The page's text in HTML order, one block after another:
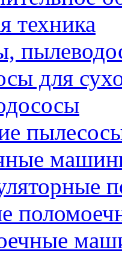
техника
для
пылесосы